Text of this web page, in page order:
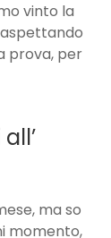
vinto la
prova, per
ma so
momento,